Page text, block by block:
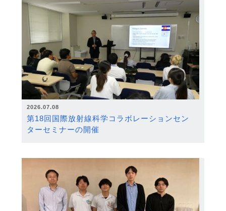
2026.07.08
第18回国際放射線科学コラボレーションセン
ターセミナーの開催